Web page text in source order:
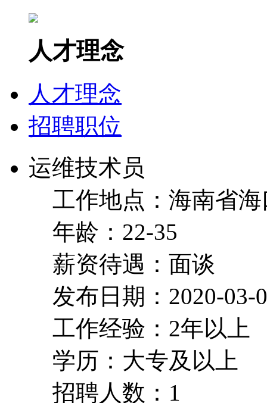
人才理念
人才理念
招聘职位
运维技术员
工作地点：海南省
年龄：22-35
薪资待遇：面谈
发布日期：2020-03-
工作经验：2年以上
学历：大专及以上
招聘人数：1